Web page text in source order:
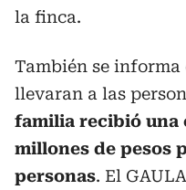
la finca.
También se informa
llevaran a las
familia recibió una
millones de pesos
personas. El